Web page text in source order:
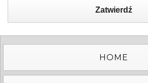
Zatwierdź
HOME